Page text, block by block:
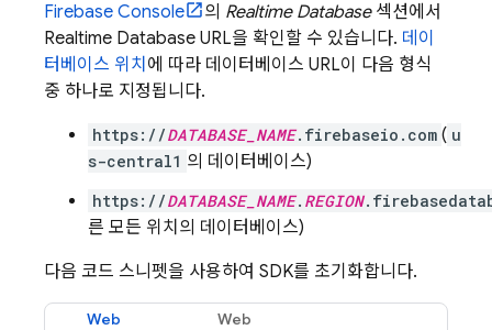
Firebase Console 의 Realtime Database섹션에서
Realtime Database URL을 확인할 수 있습니다. 데이
터베이스 위치 에 따라 데이터베이스 URL이 다음 형식
중 하나로 지정됩니다.
https://DATABASE_NAME.firebaseio.com ( u
s-central1 의 데이터베이스)
https://DATABASE_NAME. REGION
른 모든 위치의 데이터베이스)
다음 코드 스니펫을 사용하여 SDK를 초기화합니다.
Web Web